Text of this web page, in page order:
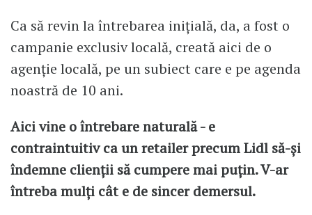
Ca să revin la întrebarea inițială, da, a fost o
campanie exclusiv locală, creată aici de o
agenție locală, pe un subiect care e pe agenda
noastră de 10 ani.
Aici vine o întrebare naturală - e
contraintuitiv ca un retailer precum Lidl să-și
îndemne clienții să cumpere mai puțin. V-ar
întreba mulți cât e de sincer demersul.